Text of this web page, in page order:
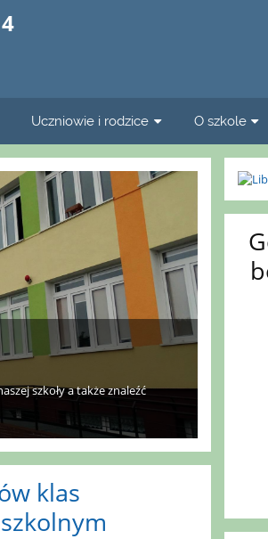
Uczniowie i rodzice O szkole
szkoły a także znaleźć
klas